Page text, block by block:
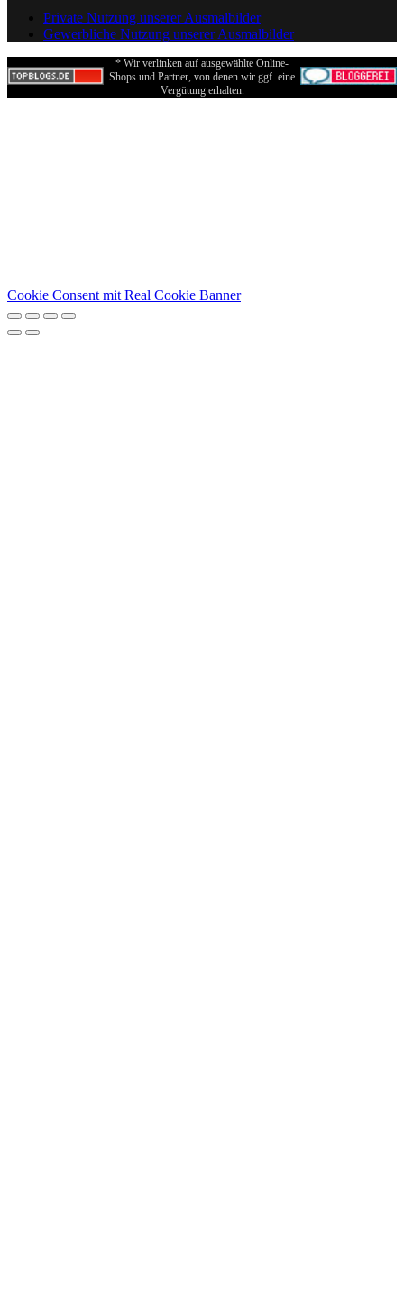
Private Nutzung unserer Ausmalbilder
Gewerbliche Nutzung unserer Ausmalbilder
* Wir verlinken auf ausgewählte Online-
Shops und Partner, von denen wir ggf. eine
Vergütung erhalten.
Cookie Consent mit Real Cookie Banner